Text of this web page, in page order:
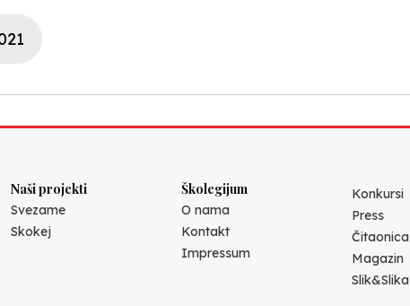
Naši projekti
Svezame
Skokej
Školegijum
O nama
Kontakt
Impressum
Konkursi
Press
Čitaonica
Magazin
Slik&Slika